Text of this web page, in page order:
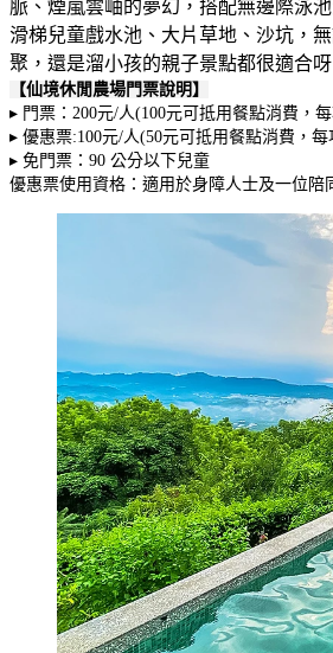
脈、煙嵐雲岫的夢幻，搭配無邊際泳
滑梯兒童戲水池、大片草地、沙坑，
聚，還是溜小孩的親子景點都很適合呀
【仙境休閒農場門票說明】
▸ 門票：200元/人(100元可抵用餐點消費，
▸ 優惠票:100元/人(50元可抵用餐點消費，
▸ 免門票：90 公分以下兒童
優惠票使用資格：適用於身障人士及一位陪